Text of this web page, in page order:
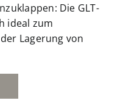
Die GLT-
ideal zum
Lagerung von